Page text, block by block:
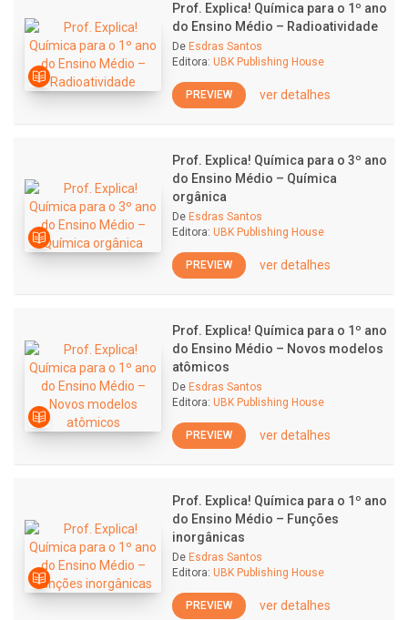
Prof. Explica! Química para o 1º ano
do Ensino Médio – Radioatividade
De Esdras Santos
Editora: UBK Publishing House
PREVIEW ver detalhes
Prof. Explica! Química para o 3º ano
do Ensino Médio – Química
orgânica
De Esdras Santos
Editora: UBK Publishing House
PREVIEW ver detalhes
Prof. Explica! Química para o 1º ano
do Ensino Médio – Novos modelos
atômicos
De Esdras Santos
Editora: UBK Publishing House
PREVIEW ver detalhes
Prof. Explica! Química para o 1º ano
do Ensino Médio – Funções
inorgânicas
De Esdras Santos
Editora: UBK Publishing House
PREVIEW ver detalhes